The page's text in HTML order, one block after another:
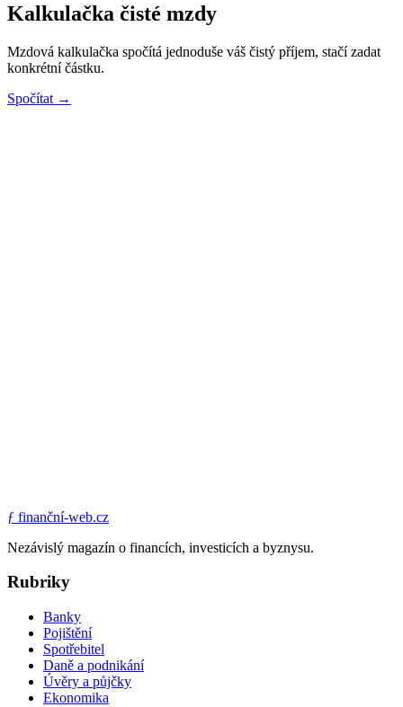
Kalkulačka čisté mzdy
Mzdová kalkulačka spočítá jednoduše váš čistý příjem, stačí zadat
konkrétní částku.
Spočítat →
ƒ finanční-web.cz
Nezávislý magazín o financích, investicích a byznysu.
Rubriky
Banky
Pojištění
Spotřebitel
Daně a podnikání
Úvěry a půjčky
Ekonomika